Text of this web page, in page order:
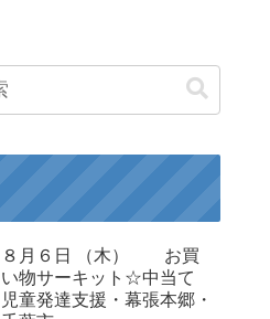
８月６日 （木） お買
い物サーキット☆中当て
児童発達支援・幕張本郷・